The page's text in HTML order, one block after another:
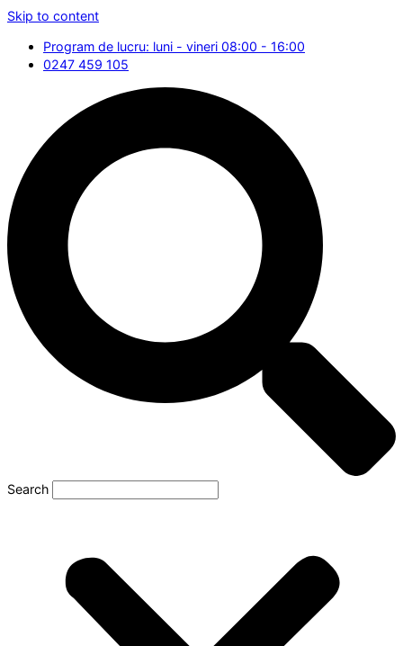
Skip to content
Program de lucru: luni - vineri 08:00 - 16:00
0247 459 105
Search